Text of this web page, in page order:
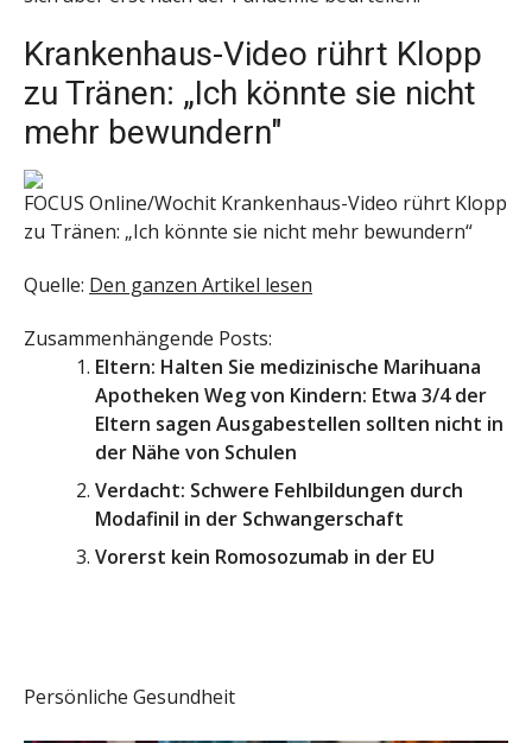
Krankenhaus-Video rührt Klopp
zu Tränen: „Ich könnte sie nicht
mehr bewundern"
FOCUS Online/Wochit Krankenhaus-Video rührt Klopp
zu Tränen: „Ich könnte sie nicht mehr bewundern“
Quelle: Den ganzen Artikel lesen
Zusammenhängende Posts:
Eltern: Halten Sie medizinische Marihuana
Apotheken Weg von Kindern: Etwa 3/4 der
Eltern sagen Ausgabestellen sollten nicht in
der Nähe von Schulen
Verdacht: Schwere Fehlbildungen durch
Modafinil in der Schwangerschaft
Vorerst kein Romosozumab in der EU
Persönliche Gesundheit